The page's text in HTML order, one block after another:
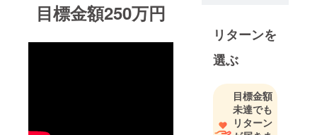
目標金額250万円
ド トライア
スリート
＆ パブ
リックス
ピーカー
（講演家）
リターンを
選ぶ
目標金額
未達でも
リターン